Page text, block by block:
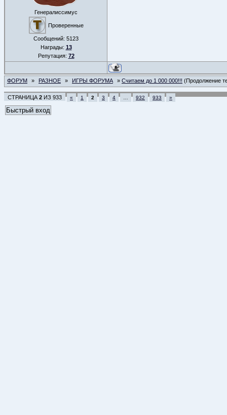
Генералиссимус
Проверенные
Сообщений: 5123
Награды: 13
Репутация: 72
ФОРУМ » РАЗНОЕ » ИГРЫ ФОРУМА » Считаем до 1 000 000!!! (Продолжение
СТРАНИЦА 2 ИЗ 933 « 1 2 3 4 932 933 »